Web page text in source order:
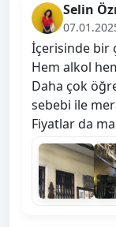
Selin
İçerisinde bir
Hem alkol
Daha çok
sebebi ile
Fiyatlar da